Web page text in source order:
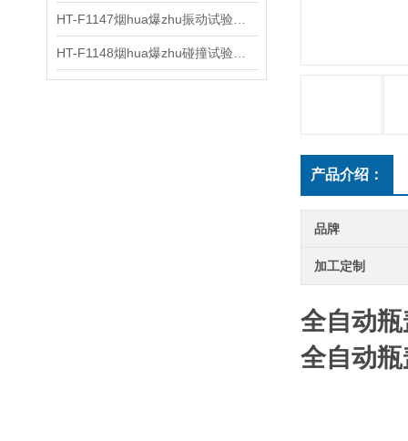
产品介绍：
品牌
加工定制
全自动
全自动